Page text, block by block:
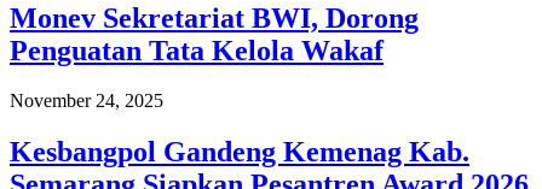
Monev Sekretariat BWI, Dorong
Penguatan Tata Kelola Wakaf
November 24, 2025
Kesbangpol Gandeng Kemenag Kab.